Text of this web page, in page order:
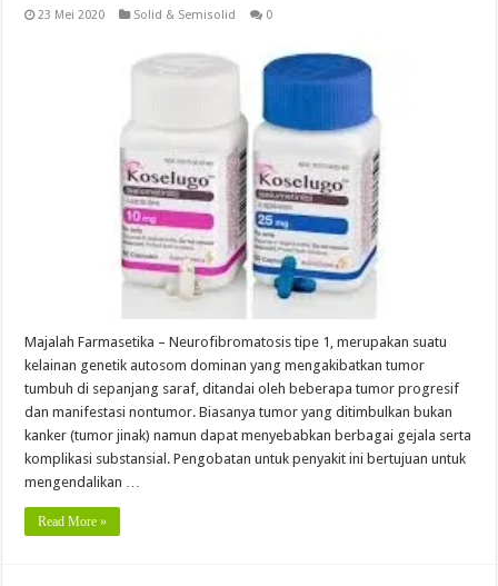
23 Mei 2020 Solid & Semisolid 0
Majalah Farmasetika – Neurofibromatosis tipe 1, merupakan suatu
kelainan genetik autosom dominan yang mengakibatkan tumor
tumbuh di sepanjang saraf, ditandai oleh beberapa tumor progresif
dan manifestasi nontumor. Biasanya tumor yang ditimbulkan bukan
kanker (tumor jinak) namun dapat menyebabkan berbagai gejala serta
komplikasi substansial. Pengobatan untuk penyakit ini bertujuan untuk
mengendalikan …
Read More »